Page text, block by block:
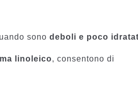
sonodeboli e poco
linoleico, consentono di